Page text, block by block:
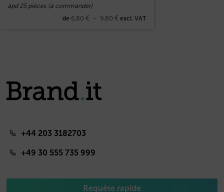
àpd 25 pièces (à commander)
de 6,80 € – 9,80 € excl. VAT
+44 203 3182703
+49 30 555 735 999
Requête rapide